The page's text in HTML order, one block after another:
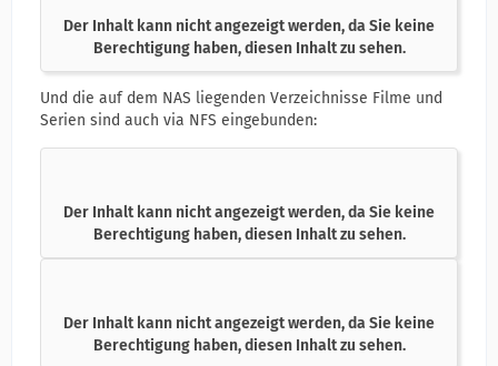
Der Inhalt kann nicht angezeigt werden, da Sie keine
Berechtigung haben, diesen Inhalt zu sehen.
Und die auf dem NAS liegenden Verzeichnisse Filme und
Serien sind auch via NFS eingebunden:
Der Inhalt kann nicht angezeigt werden, da Sie keine
Berechtigung haben, diesen Inhalt zu sehen.
Der Inhalt kann nicht angezeigt werden, da Sie keine
Berechtigung haben, diesen Inhalt zu sehen.